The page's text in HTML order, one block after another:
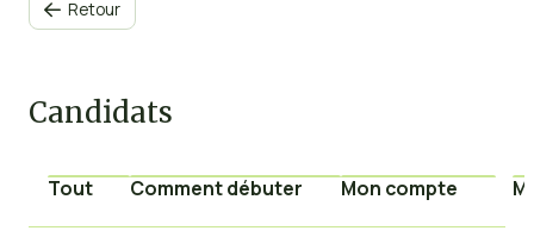
 Retour
Candidats
Tout Comment débuter Mon compte